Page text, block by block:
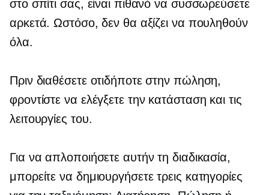
στο σπίτι σας, είναι πιθανό να συσσωρεύσετε
αρκετά. Ωστόσο, δεν θα αξίζει να πουληθούν
όλα.
Πριν διαθέσετε οτιδήποτε στην πώληση,
φροντίστε να ελέγξετε την κατάσταση και τις
λειτουργίες του.
Για να απλοποιήσετε αυτήν τη διαδικασία,
μπορείτε να δημιουργήσετε τρεις κατηγορίες